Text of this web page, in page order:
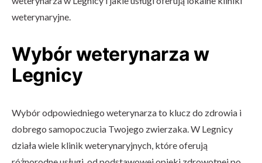
weterynaryjne.
Wybór weterynarza w
Legnicy
Wybór odpowiedniego weterynarza to klucz do zdrowia i
dobrego samopoczucia Twojego zwierzaka. W Legnicy
działa wiele klinik weterynaryjnych, które oferują